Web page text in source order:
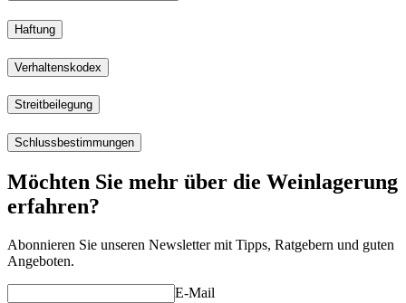
Haftung
Verhaltenskodex
Streitbeilegung
Schlussbestimmungen
Möchten Sie mehr über die Weinlagerung
erfahren?
Abonnieren Sie unseren Newsletter mit Tipps, Ratgebern und guten
Angeboten.
E-Mail